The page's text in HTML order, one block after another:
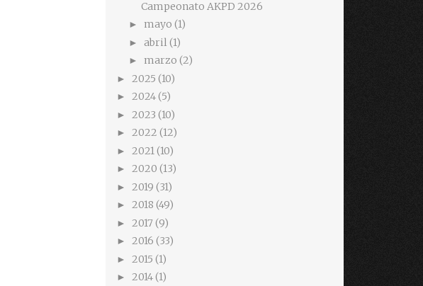
Campeonato AKPD 2026
► mayo (1)
► abril (1)
► marzo (2)
► 2025 (10)
► 2024(5)
► 2023 (10)
► 2022 (12)
► 2021 (10)
► 2020 (13)
► 2019 (31)
► 2018 (49)
► 2017 (9)
► 2016 (33)
► 2015 (1)
► 2014(1)